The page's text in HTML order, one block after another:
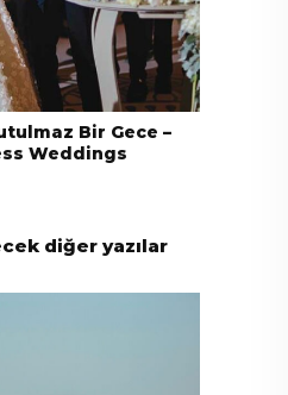
Bir Gece –
Weddings
diğer yazılar